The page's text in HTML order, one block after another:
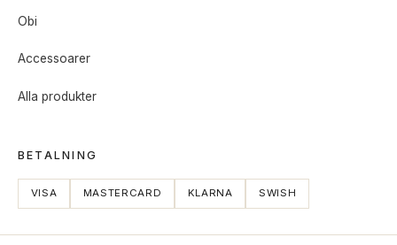
Obi
Accessoarer
Alla produkter
BETALNING
VISA MASTERCARD KLARNA SWISH